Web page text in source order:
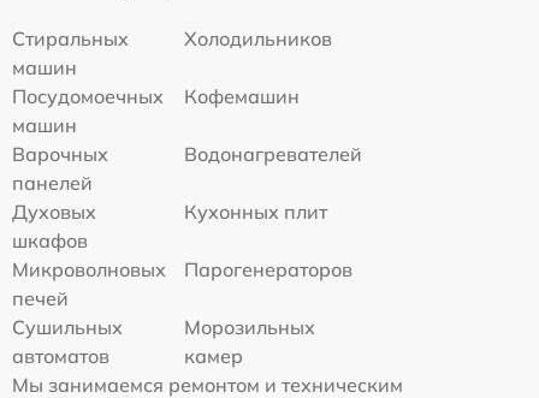
Стиральных
машин
Холодильников
Посудомоечных
машин
Кофемашин
Варочных
панелей
Водонагревателей
Духовых
шкафов
Кухонных плит
Микроволновых
печей
Парогенераторов
Сушильных
автоматов
Морозильных
камер
Мы занимаемся ремонтом и техническим